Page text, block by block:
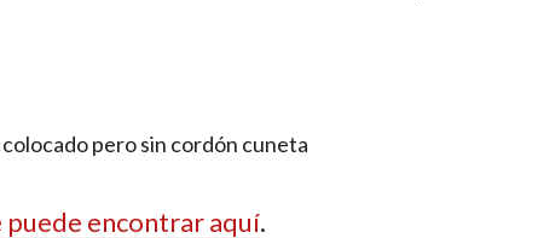
pero sin cordón cuneta
puede encontrar aquí.